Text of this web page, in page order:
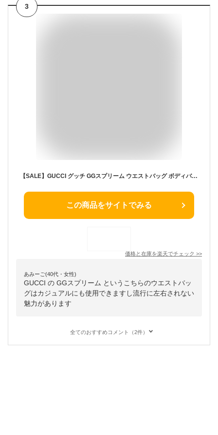
3
【SALE】GUCCI グッチ GGスプリーム ウエストバッグ ボディバッグ ベージュ×ブラック PVCキャンバス レザー アイコニックGG柄 定番 人気モデル メンズ 男性 ブランドバッグ カバン 鞄 服装小物 軽量 デイリー 旅行 街歩きに最適
この商品をサイトでみる
価格と在庫を楽天でチェック >>
あみーご(40代・女性)
GUCCI の GGスプリーム というこちらのウエストバッ
グはカジュアルにも使用できますし流行に左右されない
魅力があります
全てのおすすめコメント（2件）